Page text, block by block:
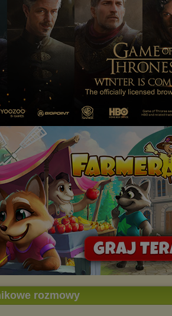
rozmowy